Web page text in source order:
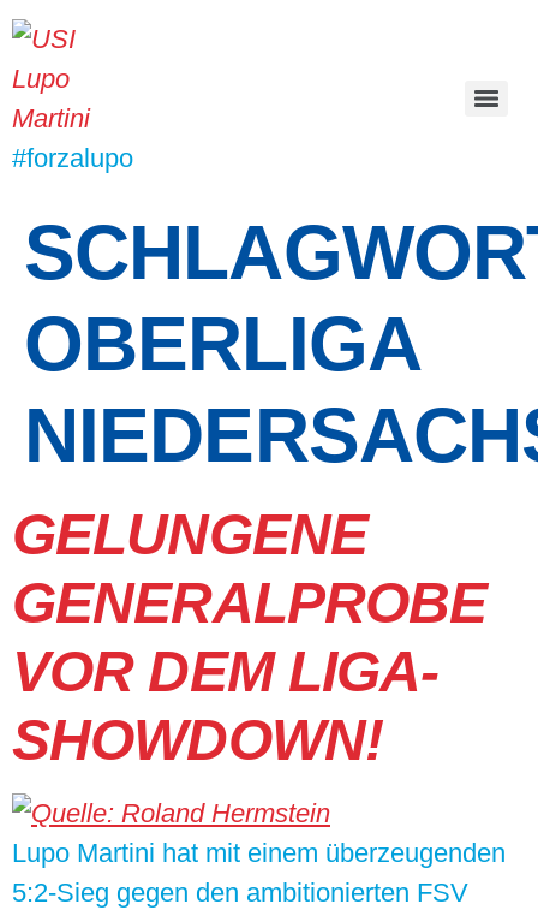
#forzalupo
OBERLIGA
GELUNGENE
GENERALPROBE
VOR DEM LIGA-
SHOWDOWN!
Lupo Martini hat mit einem überzeugenden
5:2-Sieg gegen den ambitionierten FSV